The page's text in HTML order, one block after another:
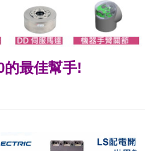
最佳幫手!